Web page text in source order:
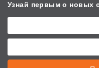
Узнай первым о новых